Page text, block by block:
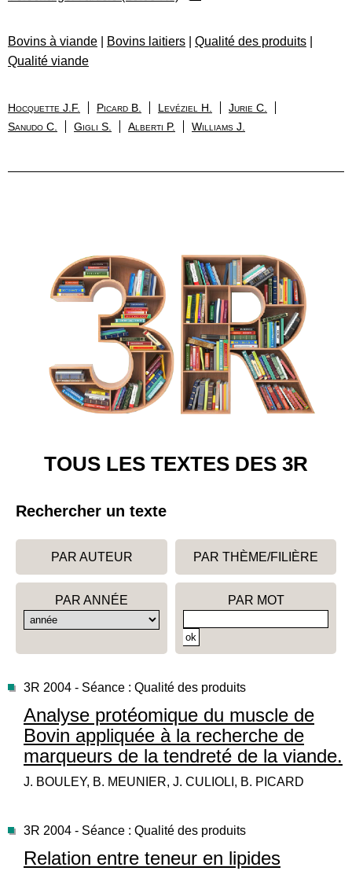
Bovins à viande Bovins laitiers Qualité des produits
Qualité viande
Hocquette J.F. Picard B. Levéziel H.
Jurie C.
Sanudo C.
Gigli S. Alberti P. Williams J.
TOUS LES TEXTES DES 3R
Rechercher un texte
PAR AUTEUR PAR THÈME/FILIÈRE
PAR ANNÉE PAR MOT
3R 2004 - Séance : Qualité des produits
Analyse protéomique du muscle de
Bovin appliquée à la recherche de
marqueurs de la tendreté de la viande.
J. BOULEY, B. MEUNIER, J. CULIOLI, B. PICARD
3R 2004 - Séance : Qualité des produits
Relation entre teneur en lipides